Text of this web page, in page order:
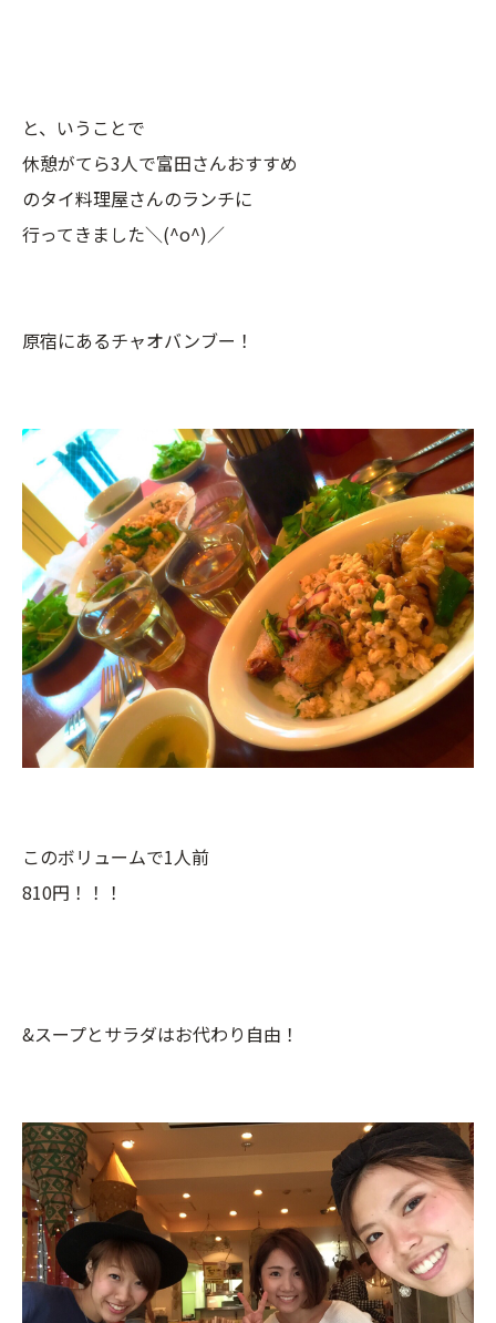
と、いうことで
休憩がてら3人で富田さんおすすめ
のタイ料理屋さんのランチに
行ってきました＼(^o^)／
原宿にあるチャオバンブー！
このボリュームで1人前
810円！！！
&スープとサラダはお代わり自由！